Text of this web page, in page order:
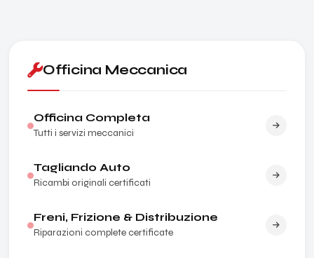
Officina Meccanica
Officina Completa
Tutti i servizi meccanici
Tagliando Auto
Ricambi originali certificati
Freni, Frizione & Distribuzione
Riparazioni complete certificate